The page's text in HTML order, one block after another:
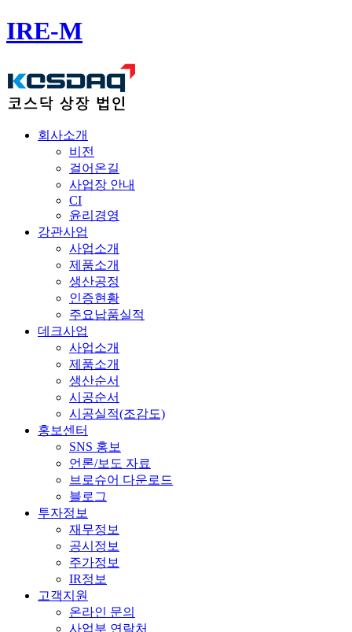
IRE-M
회사소개
비전
걸어온길
사업장 안내
CI
윤리경영
강관사업
사업소개
제품소개
생산공정
인증현황
주요납품실적
데크사업
사업소개
제품소개
생산순서
시공순서
시공실적(조감도)
홍보센터
SNS 홍보
언론/보도 자료
브로슈어 다운로드
블로그
투자정보
재무정보
공시정보
주가정보
IR정보
고객지원
온라인 문의
사업부 연락처